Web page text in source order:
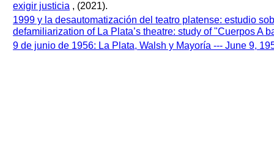
exigir justicia , (2021).
1999 y la desautomatización del teatro platense: estudio
defamiliarization of La Plata’s theatre: study of "Cuerpos A
9 de junio de 1956: La Plata, Walsh y Mayoría --- June 9,